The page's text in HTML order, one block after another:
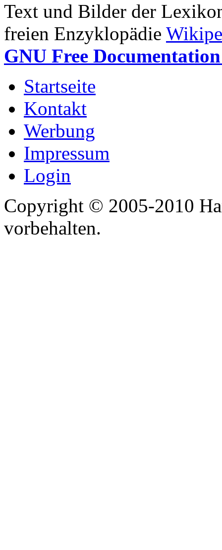
Text und Bilder der
freien Enzyklopädie
GNU Free
Startseite
Kontakt
Werbung
Impressum
Login
Copyright © 2005-2010
vorbehalten.